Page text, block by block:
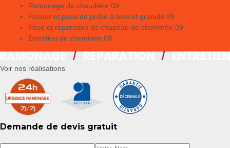
Ramonage de chaudière 09
Poseur et pose de poêle à bois et granulé 09
Pose et réparation de chapeau de cheminée 09
Entretien de cheminée 09
Voir nos réalisations
Demande de devis gratuit